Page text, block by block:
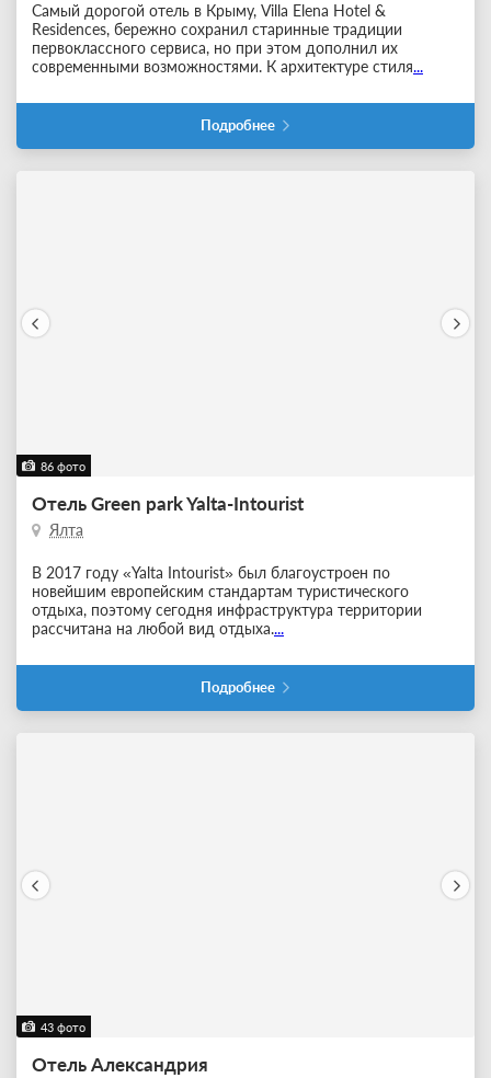
Самый дорогой отель в Крыму, Villa Elena Hotel &
Residences, бережно сохранил старинные традиции
первоклассного сервиса, но при этом дополнил их
современными возможностями. К архитектуре стиля...
Подробнее
86 фото
Отель Green park Yalta-Intourist
Ялта
В 2017 году «Yalta Intourist» был благоустроен по
новейшим европейским стандартам туристического
отдыха, поэтому сегодня инфраструктура территории
рассчитана на любой вид отдыха....
Подробнее
43 фото
Отель Александрия